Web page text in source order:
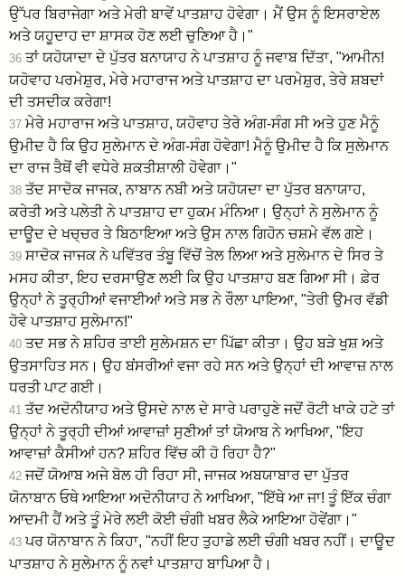
ਉੱਪਰ ਬਿਰਾਜੇਗਾ ਅਤੇ ਮੇਰੀ ਬਾਵੇਂ ਪਾਤਸ਼ਾਹ ਹੋਵੇਗਾ। ਮੈਂ ਉਸ ਨੂੰ ਇਸਰਾਏਲ
ਅਤੇ ਯਹੂਦਾਹ ਦਾ ਸ਼ਾਸਕ ਹੋਣ ਲਈ ਚੁਣਿਆ ਹੈ।"
36 ਤਾਂ ਯਹੋਯਾਦਾ ਦੇ ਪੁੱਤਰ ਬਨਾਯਾਹ ਨੇ ਪਾਤਸ਼ਾਹ ਨੂੰ ਜਵਾਬ ਦਿੱਤਾ, "ਆਮੀਨ!
ਯਹੋਵਾਹ ਪਰਮੇਸ਼ੁਰ, ਮੇਰੇ ਮਹਾਰਾਜ ਅਤੇ ਪਾਤਸ਼ਾਹ ਦਾ ਪਰਮੇਸ਼ੁਰ, ਤੇਰੇ ਸ਼ਬਦਾਂ
ਦੀ ਤਸਦੀਕ ਕਰੇਗਾ!
37 ਮੇਰੇ ਮਹਾਰਾਜ ਅਤੇ ਪਾਤਸ਼ਾਹ, ਯਹੋਵਾਹ ਤੇਰੇ ਅੰਗ-ਸੰਗ ਸੀ ਅਤੇ ਹੁਣ ਮੈਨੂੰ
ਉਮੀਦ ਹੈ ਕਿ ਉਹ ਸੁਲੇਮਾਨ ਦੇ ਅੰਗ-ਸੰਗ ਹੋਵੇਗਾ! ਮੈਨੂੰ ਉਮੀਦ ਹੈ ਕਿ ਸੁਲੇਮਾਨ
ਦਾ ਰਾਜ ਤੈਥੋਂ ਵੀ ਵਧੇਰੇ ਸ਼ਕਤੀਸ਼ਾਲੀ ਹੋਵੇਗਾ।"
38 ਤੱਦ ਸਾਦੋਕ ਜਾਜਕ, ਨਾਬਾਨ ਨਬੀ ਅਤੇ ਯਹੋਯਦਾ ਦਾ ਪੁੱਤਰ ਬਨਾਯਾਹ,
ਕਰੇਤੀ ਅਤੇ ਪਲੇਤੀ ਨੇ ਪਾਤਸ਼ਾਹ ਦਾ ਹੁਕਮ ਮੰਨਿਆ। ਉਨ੍ਹਾਂ ਨੇ ਸੁਲੇਮਾਨ ਨੂੰ
ਦਾਊਦ ਦੇ ਖਚ੍ਚਰ ਤੇ ਬਿਠਾਇਆ ਅਤੇ ਉਸ ਨਾਲ ਗਿਹੋਨ ਚਸ਼ਮੇ ਵੱਲ ਗਏ।
39 ਸਾਦੋਕ ਜਾਜਕ ਨੇ ਪਵਿੱਤਰ ਤੰਬੂ ਵਿੱਚੋਂ ਤੇਲ ਲਿਆ ਅਤੇ ਸੁਲੇਮਾਨ ਦੇ ਸਿਰ ਤੇ
ਮਸਹ ਕੀਤਾ, ਇਹ ਦਰਸਾਉਣ ਲਈ ਕਿ ਉਹ ਪਾਤਸ਼ਾਹ ਬਣ ਗਿਆ ਸੀ। ਫ਼ੇਰ
ਉਨ੍ਹਾਂ ਨੇ ਤੂਰ੍ਹੀਆਂ ਵਜਾਈਆਂ ਅਤੇ ਸਭ ਨੇ ਰੌਲਾ ਪਾਇਆ, "ਤੇਰੀ ਉਮਰ ਵੱਡੀ
ਹੋਵੇ ਪਾਤਸ਼ਾਹ ਸੁਲੇਮਾਨ!"
40 ਤਦ ਸਭ ਨੇ ਸ਼ਹਿਰ ਤਾਈ ਸੁਲੇਮਸ਼ਨ ਦਾ ਪਿੱਛਾ ਕੀਤਾ। ਉਹ ਬੜੇ ਖੁਸ਼ ਅਤੇ
ਉਤਸਾਹਿਤ ਸਨ। ਉਹ ਬਂਸਰੀਆਂ ਵਜਾ ਰਹੇ ਸਨ ਅਤੇ ਉਨ੍ਹਾਂ ਦੀ ਆਵਾਜ਼ ਨਾਲ
ਧਰਤੀ ਪਾਟ ਗਈ।
41 ਤੱਦ ਅਦੋਨੀਯਾਹ ਅਤੇ ਉਸਦੇ ਨਾਲ ਦੇ ਸਾਰੇ ਪਰਾਹੁਣੇ ਜਦੋਂ ਰੋਟੀ ਖਾਕੇ ਹਟੇ ਤਾਂ
ਉਨ੍ਹਾਂ ਨੇ ਤੂਰ੍ਹੀ ਦੀਆਂ ਆਵਾਜ਼ਾਂ ਸੁਣੀਆਂ ਤਾਂ ਯੋਆਬ ਨੇ ਆਖਿਆ, "ਇਹ
ਆਵਾਜ਼ਾਂ ਕੈਸੀਆਂ ਹਨ? ਸ਼ਹਿਰ ਵਿੱਚ ਕੀ ਹੋ ਰਿਹਾ ਹੈ?"
42ਜਦੋਂ ਯੋਆਬ ਅਜੇ ਬੋਲ ਹੀ ਰਿਹਾ ਸੀ, ਜਾਜਕ ਅਬਯਾਬਾਰ ਦਾ ਪੁੱਤਰ
ਯੋਨਾਬਾਨ ਓਥੇ ਆਇਆ ਅਦੋਨੀਯਾਹ ਨੇ ਆਖਿਆ, "ਇੱਥੇ ਆ ਜਾ! ਤੂੰ ਇੱਕ ਚੰਗਾ
ਆਦਮੀ ਹੈਂ ਅਤੇ ਤੂੰ ਮੇਰੇ ਲਈ ਕੋਈ ਚੰਗੀ ਖਬਰ ਲੈਕੇ ਆਇਆ ਹੋਵੇਂਗਾ।"
43ਪਰ ਯੋਨਾਬਾਨ ਨੇ ਕਿਹਾ, "ਨਹੀਂ ਇਹ ਤੁਹਾਡੇ ਲਈ ਚੰਗੀ ਖਬਰ ਨਹੀਂ। ਦਾਊਦ
ਪਾਤਸ਼ਾਹ ਨੇ ਸੁਲੇਮਾਨ ਨੂੰ ਨਵਾਂ ਪਾਤਸ਼ਾਹ ਬਾਪਿਆ ਹੈ।